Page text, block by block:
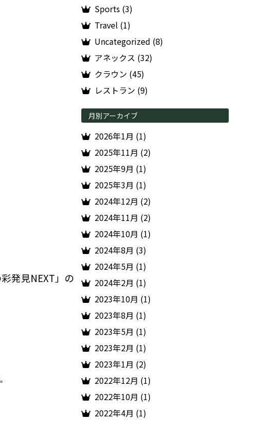
発見NEXT」の
Sports (3)
Travel (1)
Uncategorized (8)
アネックス (32)
クラウン (45)
レストラン (9)
月別アーカイブ
2026年1月 (1)
2025年11月 (2)
2025年9月 (1)
2025年3月 (1)
2024年12月 (2)
2024年11月 (2)
2024年10月 (1)
2024年8月 (3)
2024年5月 (1)
2024年2月 (1)
2023年10月 (1)
2023年8月 (1)
2023年5月 (1)
2023年2月 (1)
2023年1月 (2)
2022年12月 (1)
2022年10月 (1)
2022年4月 (1)